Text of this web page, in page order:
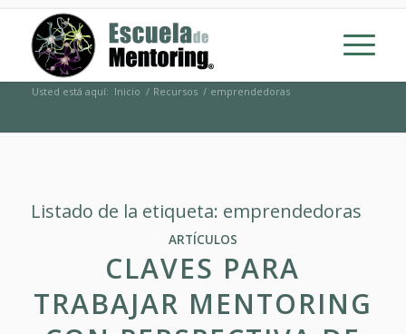
Usted está aquí: Inicio / Recursos / emprendedoras
Listado de la etiqueta: emprendedoras
ARTÍCULOS
CLAVES PARA
TRABAJAR MENTORING